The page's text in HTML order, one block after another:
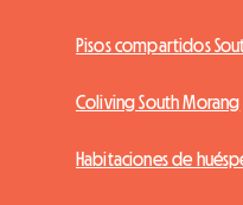
Pisos compartidos
Coliving South Morang
Habitaciones de